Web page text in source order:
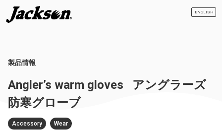
ENGLISH
製品情報
Angler’s warm gloves
アングラーズ
防寒グローブ
Accessory Wear